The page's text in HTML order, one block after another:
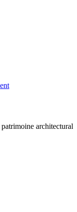
architectural